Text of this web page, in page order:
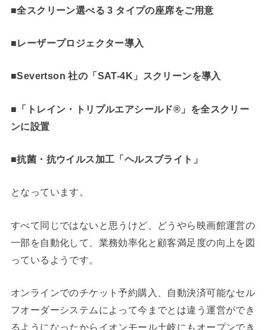
■全スクリーン選べる 3 タイプの座席をご用意
■レーザープロジェクター導入
■Severtson 社の「SAT-4K」スクリーンを導入
■「トレイン・トリプルエアシールド®」を全スクリー
ンに設置
■抗菌・抗ウイルス加工「ヘルスブライト」
となっています。
すべて同じではないと思うけど、どうやら映画館運営の
一部を自動化して、業務効率化と顧客満足度の向上を図
っているようです。
オンラインでのチケット予約購入、自動決済可能なセル
フオーダーシステムによって今までとは違う運営ができ
るようになったからイオンモール土岐にもオープンでき